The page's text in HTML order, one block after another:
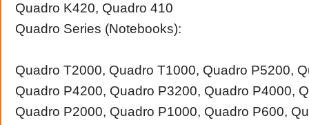
Quadro K420, Quadro 410
Quadro Series (Notebooks):
Quadro T2000, Quadro T1000, Quadro P5200,
Quadro P4200, Quadro P3200, Quadro P4000,
Quadro P2000, Quadro P1000, Quadro P600,